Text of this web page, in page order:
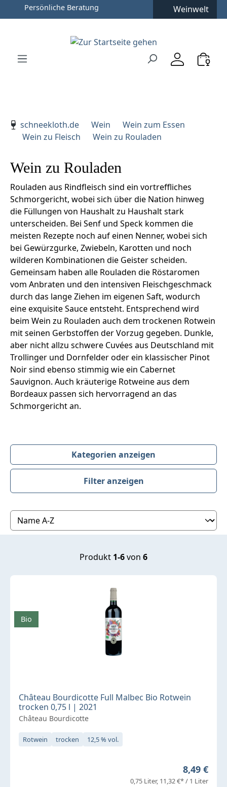
Zum Hauptinhalt springen
Zur Hauptnavigation springen
Persönliche Beratung Weinwelt
schneekloth.de
Wein
Wein zum Essen
Wein zu Fleisch
Wein zu Rouladen
Wein zu Rouladen
Rouladen aus Rindfleisch sind ein vortreffliches
Schmorgericht, wobei sich über die Nation hinweg
die Füllungen von Haushalt zu Haushalt stark
unterscheiden. Bei Senf und Speck kommen die
meisten Rezepte noch auf einen Nenner, wobei sich
bei Gewürzgurke, Zwiebeln, Karotten und noch
wilderen Kombinationen die Geister scheiden.
Gemeinsam haben alle Rouladen die Röstaromen
vom Anbraten und den intensiven Fleischgeschmack
durch das lange Ziehen im eigenen Saft, wodurch
eine exquisite Sauce entsteht. Entsprechend wird
beim Wein zu Rouladen auch dem trockenen Rotwein
mit seinen Gerbstoffen der Vorzug gegeben. Dunkle,
aber nicht allzu schwere Cuvées aus Deutschland mit
Trollinger und Dornfelder oder ein klassischer Pinot
Noir sind ebenso stimmig wie ein Cabernet
Sauvignon. Auch kräuterige Rotweine aus dem
Bordeaux passen sich hervorragend an das
Schmorgericht an.
Kategorien anzeigen
Filter anzeigen
Produktübersicht
Produkt 1-6von 6
Château Bourdicotte Full Malbec Bio Rotwein
trocken 0,75 l | 2021
Château Bourdicotte
Rotwein trocken 12,5 % vol.
Regulärer
8,49 €
0,75 Liter 11,32 €* / 1 Liter
Bio